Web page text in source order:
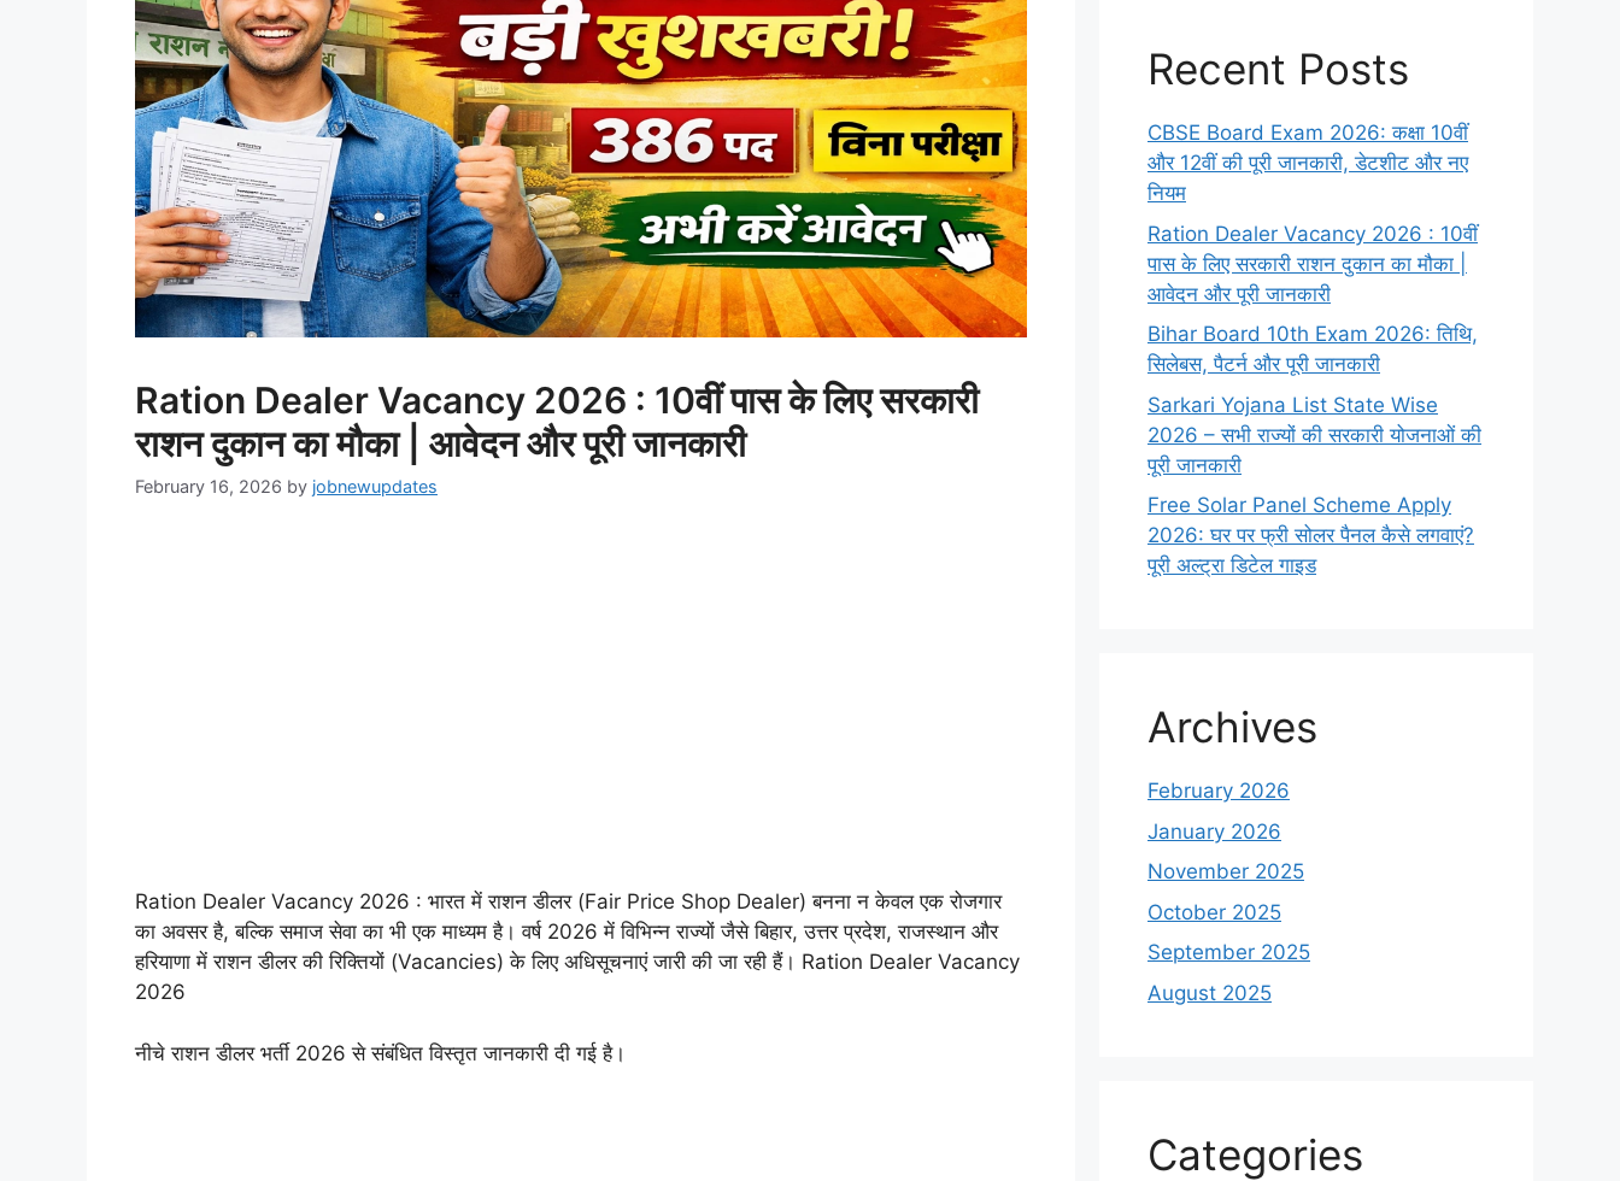
Ration Dealer Vacancy 2026 : 10वीं पास के लिए सरकारी
राशन दुकान का मौका | आवेदन और पूरी जानकारी
February 16, 2026 by jobnewupdates
Ration Dealer Vacancy 2026 : भारत में राशन डीलर (Fair Price Shop Dealer) बनना न केवल एक रोजगार
का अवसर है, बल्कि समाज सेवा का भी एक माध्यम है। वर्ष 2026 में विभिन्न राज्यों जैसे बिहार, उत्तर प्रदेश, राजस्थान और
हरियाणा में राशन डीलर की रिक्तियों (Vacancies) के लिए अधिसूचनाएं जारी की जा रही हैं। Ration Dealer Vacancy
2026
नीचे राशन डीलर भर्ती 2026 से संबंधित विस्तृत जानकारी दी गई है।
Recent Posts
CBSE Board Exam 2026: कक्षा 10वीं
और 12वीं की पूरी जानकारी, डेटशीट और नए
नियम
Ration Dealer Vacancy 2026 : 10वीं
पास के लिए सरकारी राशन दुकान का मौका |
आवेदन और पूरी जानकारी
Bihar Board 10th Exam 2026: तिथि,
सिलेबस, पैटर्न और पूरी जानकारी
Sarkari Yojana List State Wise
2026 – सभी राज्यों की सरकारी योजनाओं की
पूरी जानकारी
Free Solar Panel Scheme Apply
2026: घर पर फ्री सोलर पैनल कैसे लगवाएं?
पूरी अल्ट्रा डिटेल गाइड
Archives
February 2026
January 2026
November 2025
October 2025
September 2025
August 2025
Categories